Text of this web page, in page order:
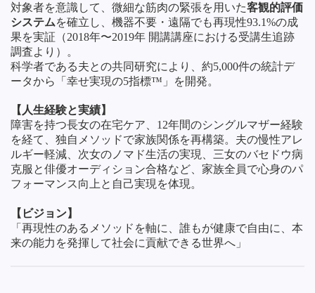
対象者を意識して、微細な筋肉の緊張を用いた客観的評価
システムを確立し、機器不要・遠隔でも再現性93.1%の成
果を実証（2018年〜2019年 開講講座における受講生追跡
調査より）。
科学者である夫との共同研究により、約5,000件の統計デ
ータから「幸せ実現の5指標™」を開発。
【人生経験と実績】
障害を持つ長女の在宅ケア、12年間のシングルマザー経験
を経て、独自メソッドで家族関係を再構築。夫の慢性アレ
ルギー軽減、次女のノマド生活の実現、三女のバセドウ病
克服と俳優オーディション合格など、家族全員で心身のパ
フォーマンス向上と自己実現を体現。
【ビジョン】
「再現性のあるメソッドを軸に、誰もが健康で自由に、本
来の能力を発揮して社会に貢献できる世界へ」